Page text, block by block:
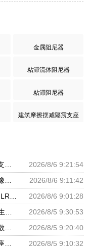
金属阻尼器
粘滞流体阻尼器
粘滞阻尼器
建筑摩擦摆减隔震支座
铅芯橡胶隔震支座源头工厂 建筑楼梯隔震支座生产厂家 高楼隔震支座
2026/8/6 9:21:54
LNR水平力分散型橡胶隔震支座厂家 减振橡胶隔震支座 LRB铅芯支座什么价格
2026/8/6 9:11:42
建筑橡胶支座 HDR型高阻尼隔震橡胶支座 LRB1200支座
2026/8/6 9:01:28
LNR1100天然橡胶支座厂家 HDR700支座生产厂家 建筑分散力型隔震支座源头工厂
2026/8/5 9:30:53
建筑二型隔震支座源头工厂 LNR水平力分散力型橡胶隔震支座 摩擦摆球型减隔震支座源头工厂
2026/8/5 9:20:40
组合隔震支座多少钱 建筑结构橡胶隔震支座源头工厂 LNR系列隔震支座厂家
2026/8/5 9:10:32